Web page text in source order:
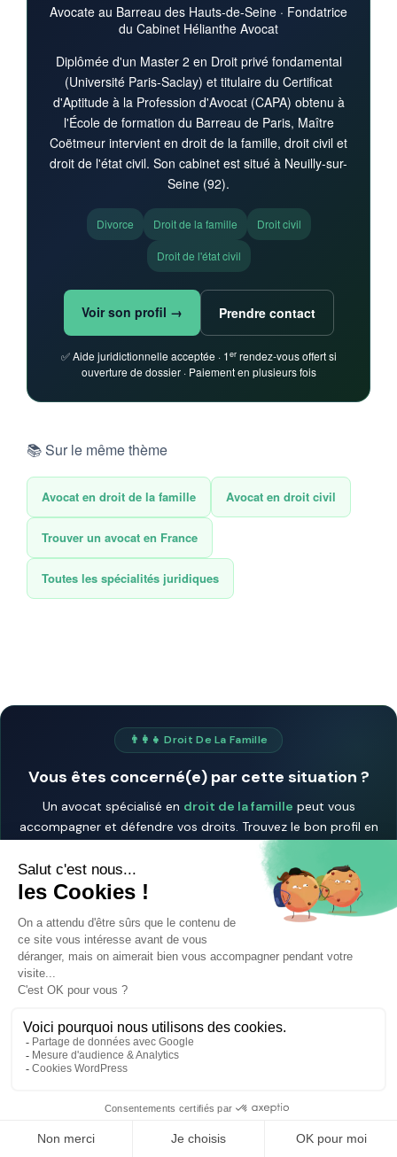
Avocate au Barreau des Hauts-de-Seine · Fondatrice
du Cabinet Hélianthe Avocat
Diplômée d'un Master 2 en Droit privé fondamental
(Université Paris-Saclay) et titulaire du Certificat
d'Aptitude à la Profession d'Avocat (CAPA) obtenu à
l'École de formation du Barreau de Paris, Maître
Coëtmeur intervient en droit de la famille, droit civil et
droit de l'état civil. Son cabinet est situé à Neuilly-sur-
Seine (92).
Divorce Droit de la famille Droit civil
Droit de l'état civil
Voir son profil → Prendre contact
✅ Aide juridictionnelle acceptée · 1errendez-vous offert si
ouverture de dossier · Paiement en plusieurs fois
📚 Sur le même thème
Avocat en droit de la famille Avocat en droit civil
Trouver un avocat en France
Toutes les spécialités juridiques
👨‍👩‍👧 Droit De La Famille
Vous êtes concerné(e) par cette situation ?
Un avocat spécialisé en droit de la famille peut vous
accompagner et défendre vos droits. Trouvez le bon profil en
Trouver un avocat spécialisé →
📂 Déposer un dossier gratuitement
Vous pouvez aussi